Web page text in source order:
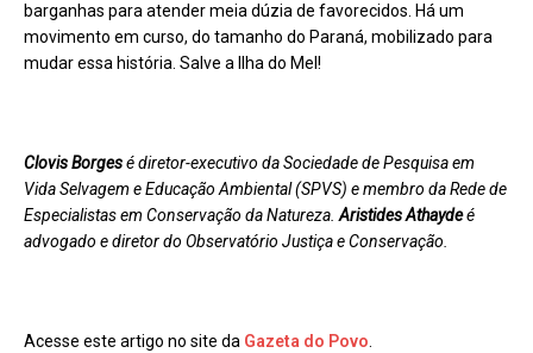
barganhas para atender meia dúzia de favorecidos. Há um
movimento em curso, do tamanho do Paraná, mobilizado para
mudar essa história. Salve a Ilha do Mel!
Clovis Borgesé diretor-executivo da Sociedade de Pesquisa em
Vida Selvagem e Educação Ambiental (SPVS) e membro da Rede de
Especialistas em Conservação da Natureza. Aristides Athaydeé
advogado e diretor do Observatório Justiça e Conservação.
Acesse este artigo no site da Gazeta do Povo